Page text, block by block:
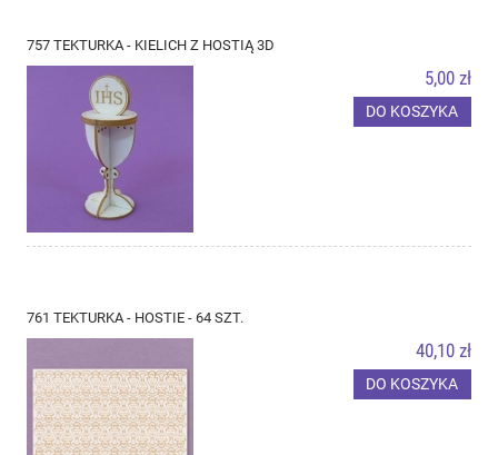
757 TEKTURKA - KIELICH Z HOSTIĄ 3D
5,00 zł
DO KOSZYKA
761 TEKTURKA - HOSTIE - 64 SZT.
40,10 zł
DO KOSZYKA